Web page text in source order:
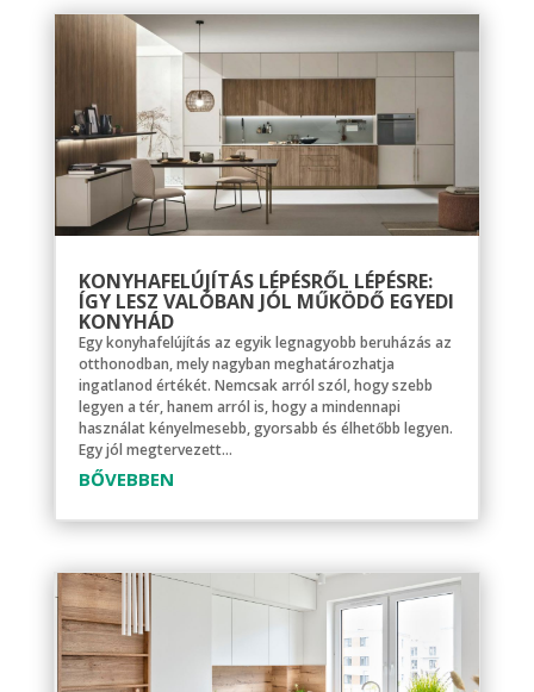
KONYHAFELÚJÍTÁS LÉPÉSRŐL LÉPÉSRE:
ÍGY LESZ VALÓBAN JÓL MŰKÖDŐ EGYEDI
KONYHÁD
Egy konyhafelújítás az egyik legnagyobb beruházás az
otthonodban, mely nagyban meghatározhatja
ingatlanod értékét. Nemcsak arról szól, hogy szebb
legyen a tér, hanem arról is, hogy a mindennapi
használat kényelmesebb, gyorsabb és élhetőbb legyen.
Egy jól megtervezett...
BŐVEBBEN